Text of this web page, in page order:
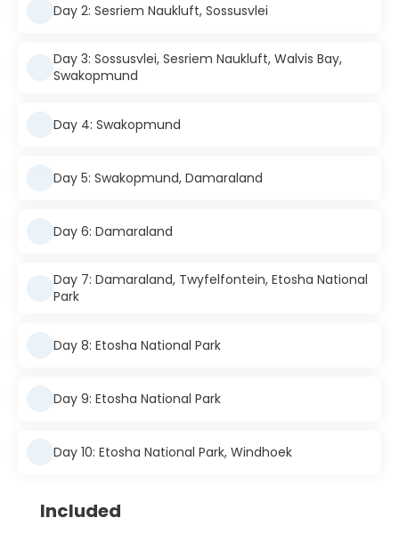
Day 2: Sesriem Naukluft, Sossusvlei
Day 3: Sossusvlei, Sesriem Naukluft, Walvis Bay,
Swakopmund
Day 4: Swakopmund
Day 5: Swakopmund, Damaraland
Day 6: Damaraland
Day 7: Damaraland, Twyfelfontein, Etosha National
Park
Day 8: Etosha National Park
Day 9: Etosha National Park
Day 10: Etosha National Park, Windhoek
Included